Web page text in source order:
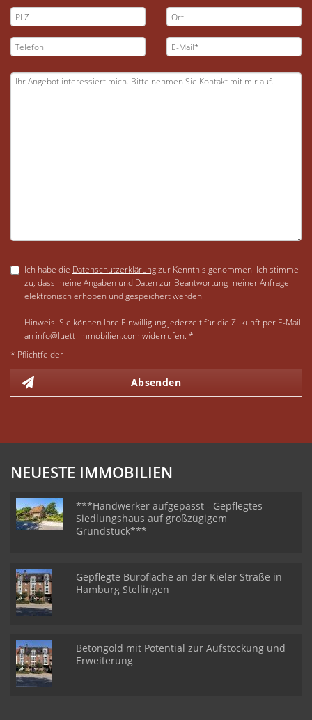
Ich habe die Datenschutzerklärungzur Kenntnis genommen. Ich stimme
zu, dass meine Angaben und Daten zur Beantwortung meiner Anfrage
elektronisch erhoben und gespeichert werden.
Hinweis: Sie können Ihre Einwilligung jederzeit für die Zukunft per E-Mail
an info@luett-immobilien.com widerrufen. *
* Pflichtfelder
Absenden
NEUESTE IMMOBILIEN
***Handwerker aufgepasst - Gepflegtes
Siedlungshaus auf großzügigem
Grundstück***
Gepflegte Bürofläche an der Kieler Straße in
Hamburg Stellingen
Betongold mit Potential zur Aufstockung und
Erweiterung